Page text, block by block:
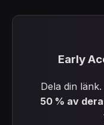
Early
Dela din
50 % av